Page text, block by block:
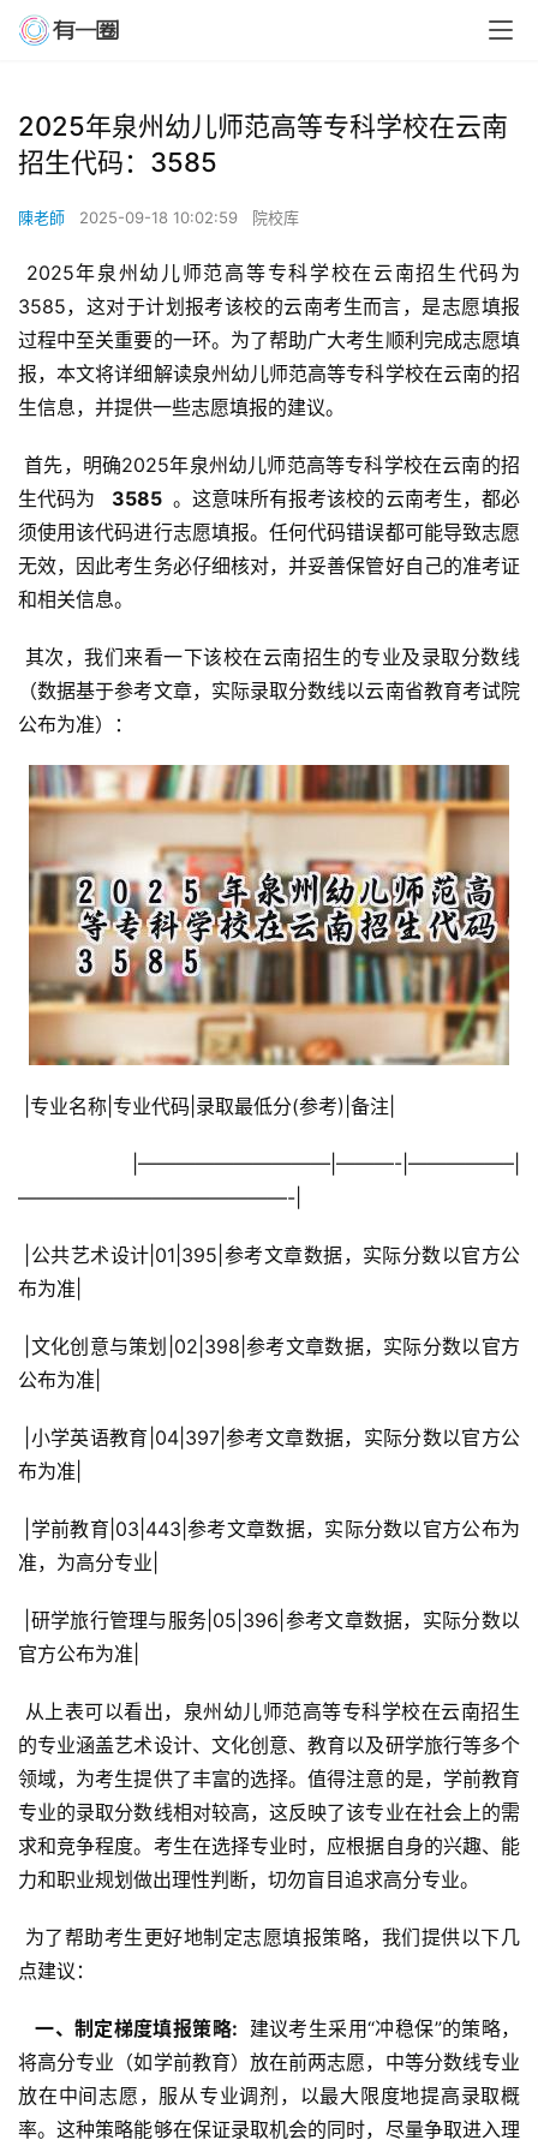
2025年泉州幼儿师范高等专科学校在云南
招生代码：3585
陳老師 2025-09-18 10:02:59 院校库
3585，这对于计划报考该校的云南考生而言，是志愿填报
过程中至关重要的一环。为了帮助广大考生顺利完成志愿填
报，本文将详细解读泉州幼儿师范高等专科学校在云南的招
生信息，并提供一些志愿填报的建议。
首先，明确2025年泉州幼儿师范高等专科学校在云南的招
生代码为
  3585
。这意味所有报考该校的云南考生，都必
须使用该代码进行志愿填报。任何代码错误都可能导致志愿
无效，因此考生务必仔细核对，并妥善保管好自己的准考证
和相关信息。
（数据基于参考文章，实际录取分数线以云南省教育考试院
公布为准）：
|专业名称|专业代码|录取最低分(参考)|备注|
——————————————-|
布为准|
公布为准|
布为准|
准，为高分专业|
官方公布为准|
的专业涵盖艺术设计、文化创意、教育以及研学旅行等多个
领域，为考生提供了丰富的选择。值得注意的是，学前教育
专业的录取分数线相对较高，这反映了该专业在社会上的需
求和竞争程度。考生在选择专业时，应根据自身的兴趣、能
力和职业规划做出理性判断，切勿盲目追求高分专业。
点建议：
  一、制定梯度填报策略:
建议考生采用“冲稳保”的策略，
将高分专业（如学前教育）放在前两志愿，中等分数线专业
放在中间志愿，服从专业调剂，以最大限度地提高录取概
率。这种策略能够在保证录取机会的同时，尽量争取进入理